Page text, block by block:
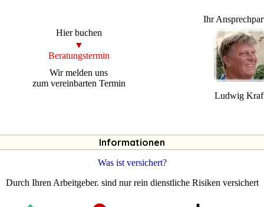
Ihr
Ludwig
Hier buchen
▼
Beratungstermin
Wir melden uns
zum vereinbarten Termin
Informationen
Was ist versichert?
Durch Ihren Arbeitgeber. sind nur rein dienstliche Risiken versichert